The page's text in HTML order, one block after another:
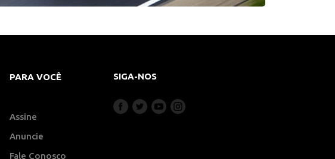
PARA VOCÊ
Assine
Anuncie
Fale Conosco
SIGA-NOS